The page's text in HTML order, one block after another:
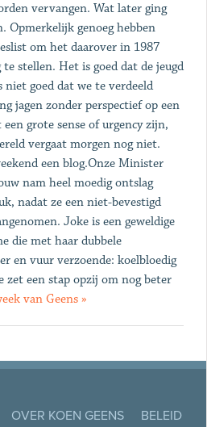
vervangen. Wat later ging
Opmerkelijk genoeg hebben
om het daarover in 1987
stellen. Het is goed dat de jeugd
goed dat we te verdeeld
jagen zonder perspectief op een
grote sense of urgency zijn,
vergaat morgen nog niet.
een blog.Onze Minister
nam heel moedig ontslag
nadat ze een niet-bevestigd
Joke is een geweldige
die met haar dubbele
en vuur verzoende: koelbloedig
zet een stap opzij om nog beter
van Geens »
OVER KOEN GEENS
BELEID